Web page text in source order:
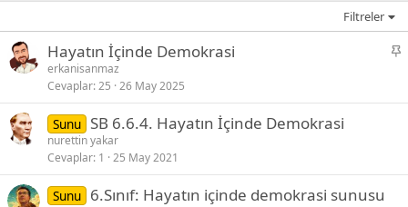
Filtreler
S
i
Hayatın İçinde Demokrasi
erkanisanmaz
Cevaplar 25 26 May 2025
Sunu SB 6.6.4. Hayatın İçinde Demokrasi
nurettin yakar
Cevaplar 1 25 May 2021
Sunu 6.Sınıf: Hayatın içinde demokrasi sunusu